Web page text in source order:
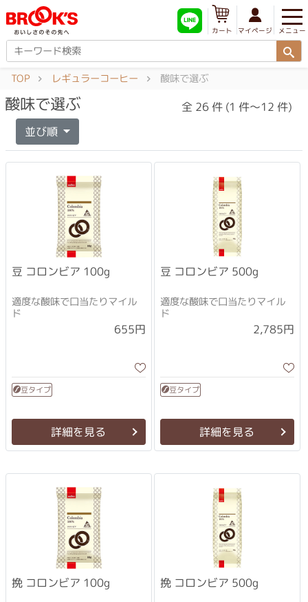
メニュー
マイページ
カート
TOP レギュラーコーヒー 酸味で選ぶ
酸味で選ぶ 全 26 件 (1 件～12 件)
並び順
豆 コロンビア 100g
適度な酸味で口当たりマイル
ド
655円
豆タイプ
詳細を見る
豆 コロンビア 500g
適度な酸味で口当たりマイル
ド
2,785円
豆タイプ
詳細を見る
挽 コロンビア 100g 挽 コロンビア 500g